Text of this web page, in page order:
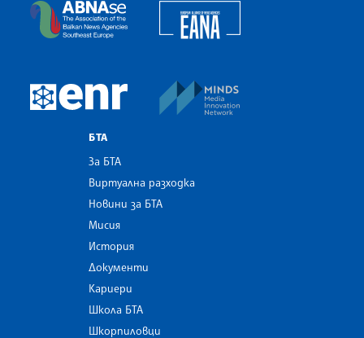
The Assocoation of the Balkan News Agencies
European Newsroom
БТА
За БТА
Виртуална разходка
Новини за БТА
Мисия
История
Документи
Кариери
Школа БТА
Шкорпиловци